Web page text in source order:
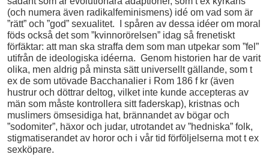
(och numera även radikalfeminismens) idé om vad som är
”rätt” och ”god” sexualitet. I spåren av dessa idéer om moral
föds också det som ”kvinnorörelsen” idag så frenetiskt
förfäktar: att man ska straffa dem som man utpekar som ”fel”
utifrån de ideologiska idéerna. Genom historien har de varit
olika, men aldrig på minsta sätt universellt gällande, som t
ex de som utövade Bacchanalier i Rom 186 f kr (även
hustrur och döttrar deltog, vilket inte kunde accepteras av
män som måste kontrollera sitt faderskap), kristnas och
muslimers ömsesidiga hat, brännandet av bögar och
”sodomiter”, häxor och judar, utrotandet av ”hedniska” folk,
stigmatiserandet av horor och i vår tid förföljelserna mot t ex
sexköpare.